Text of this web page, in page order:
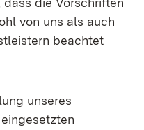
von uns als auch
beachtet
unseres